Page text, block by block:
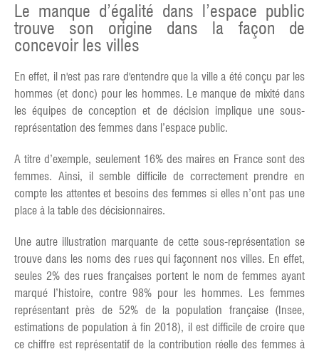
Le manque d’égalité dans l’espace public
trouve son origine dans la façon de
concevoir les villes
En effet, il n'est pas rare d'entendre que la ville a été conçu par les
hommes (et donc) pour les hommes. Le manque de mixité dans
les équipes de conception et de décision implique une sous-
représentation des femmes dans l’espace public.
A titre d’exemple, seulement 16% des maires en France sont des
femmes. Ainsi, il semble difficile de correctement prendre en
compte les attentes et besoins des femmes si elles n’ont pas une
place à la table des décisionnaires.
Une autre illustration marquante de cette sous-représentation se
trouve dans les noms des rues qui façonnent nos villes. En effet,
seules 2% des rues françaises portent le nom de femmes ayant
marqué l’histoire, contre 98% pour les hommes. Les femmes
représentant près de 52% de la population française (Insee,
estimations de population à fin 2018), il est difficile de croire que
ce chiffre est représentatif de la contribution réelle des femmes à